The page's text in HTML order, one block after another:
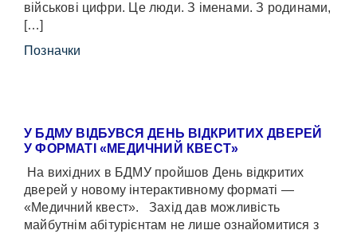
військові цифри. Це люди. З іменами. З родинами,
[…]
Позначки
У БДМУ ВІДБУВСЯ ДЕНЬ ВІДКРИТИХ ДВЕРЕЙ
У ФОРМАТІ «МЕДИЧНИЙ КВЕСТ»
На вихідних в БДМУ пройшов День відкритих
дверей у новому інтерактивному форматі —
«Медичний квест». Захід дав можливість
майбутнім абітурієнтам не лише ознайомитися з